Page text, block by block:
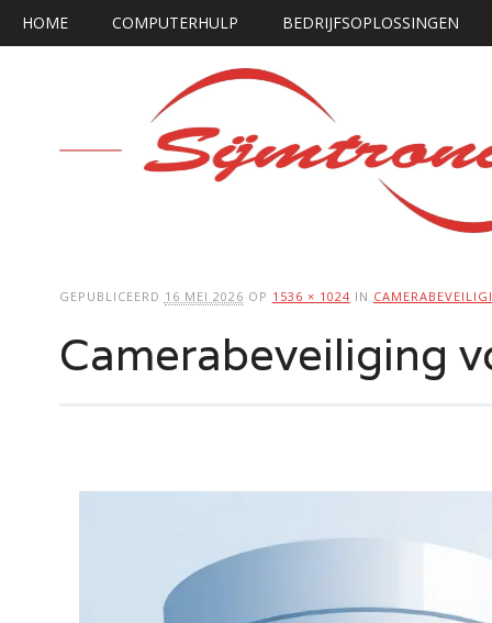
Hoofdmenu
HOME COMPUTERHULP BEDRIJFSOPLOSSINGEN
GEPUBLICEERD 16 MEI 2026 OP 1536 × 1024 IN
Camerabeveiliging